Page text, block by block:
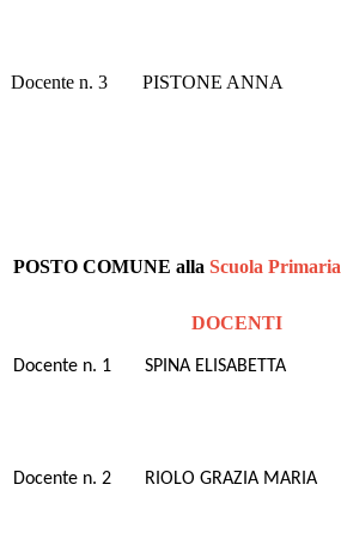
Docente n. 3 PISTONE ANNA
POSTO COMUNE alla Scuola Primaria
DOCENTI
Docente n. 1 SPINA ELISABETTA
Docente n. 2 RIOLO GRAZIA MARIA